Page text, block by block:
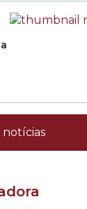
notícias